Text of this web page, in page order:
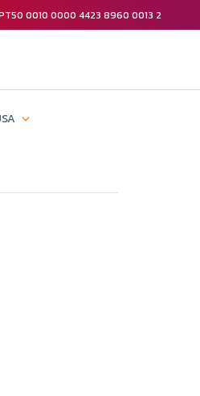
0010 0000 4423 8960 0013 2